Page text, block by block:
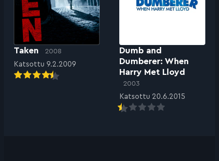
Taken 2008
Katsottu 9.2.2009
Dumb and
Dumberer: When
Harry Met Lloyd
2003
Katsottu 20.6.2015